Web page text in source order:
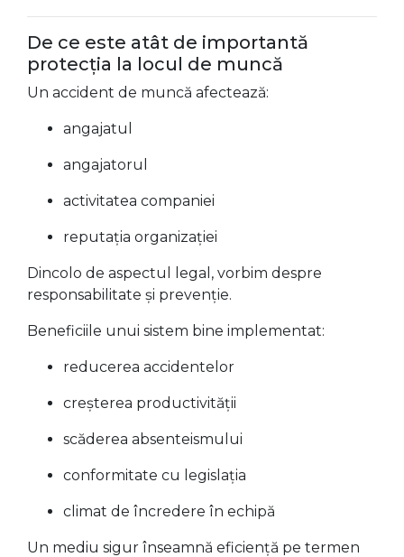
De ce este atât de importantă
protecția la locul de muncă
Un accident de muncă afectează:
angajatul
angajatorul
activitatea companiei
reputația organizației
Dincolo de aspectul legal, vorbim despre
responsabilitate și prevenție.
Beneficiile unui sistem bine implementat:
reducerea accidentelor
creșterea productivității
scăderea absenteismului
conformitate cu legislația
climat de încredere în echipă
Un mediu sigur înseamnă eficiență pe termen